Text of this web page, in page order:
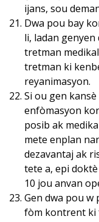
ijans, sou
Dwa pou bay
li, ladan
tretman
tretman ki
reyanimasyon.
Si ou gen
enfòmasyon
posib ak
mete enplan
dezavantaj ak
tete a, epi
10 jou anvan
Gen dwa pou w
fòm kontrent ki